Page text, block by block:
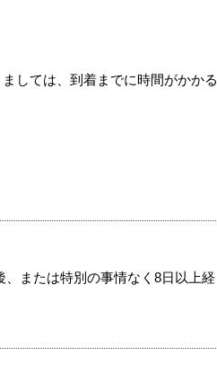
しては、到着までに時間がかかる
または特別の事情なく8日以上経